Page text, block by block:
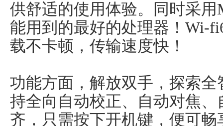
供舒适的使用体验。同时采
能用到的最好的处理器！Wi-
载不卡顿，传输速度快！
功能方面，解放双手，探索
持全向自动校正、自动对焦
齐，只需按下开机键，便可